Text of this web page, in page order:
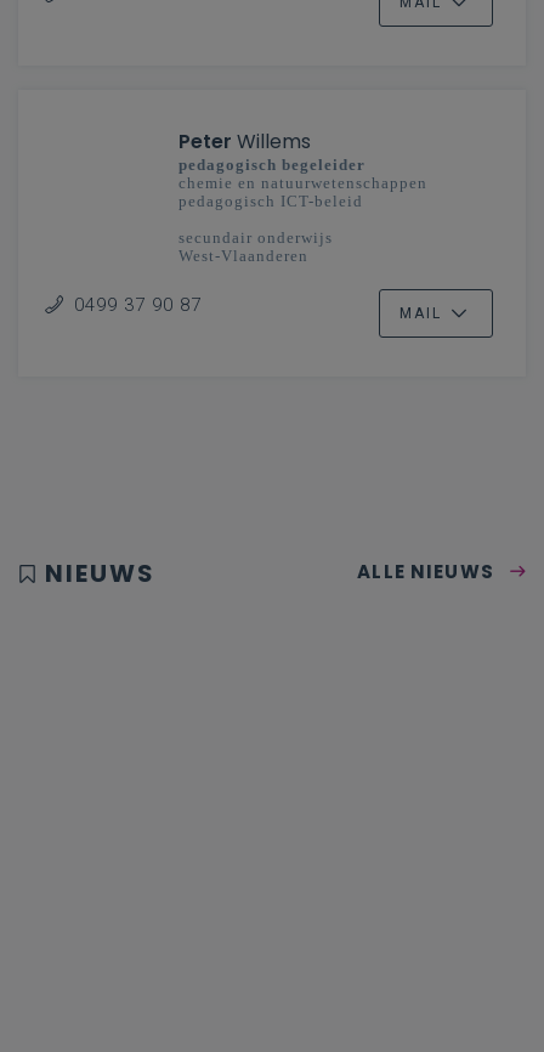
Peter Willems
pedagogisch begeleider
chemie en natuurwetenschappen
pedagogisch ICT-beleid
secundair onderwijs
West-Vlaanderen
0499 37 90 87 MAIL
NIEUWS ALLE NIEUWS